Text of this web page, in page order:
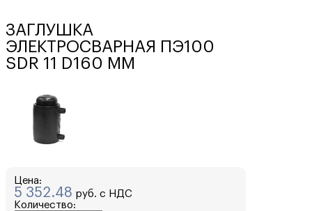
ЗАГЛУШКА
ЭЛЕКТРОСВАРНАЯ ПЭ100
SDR 11 D160 ММ
Цена:
5 352.48 руб. с НДС
Количество: